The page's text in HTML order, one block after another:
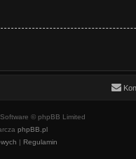
© phpBB Limited
phpBB.pl
| Regulamin